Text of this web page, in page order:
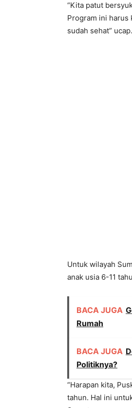
“Kita patut
Program ini harus
sudah sehat” ucap.
Untuk wilayah
anak usia 6-11
BACA JUGA
Rumah
BACA JUGA
Politiknya?
“Harapan kita,
tahun. Hal ini